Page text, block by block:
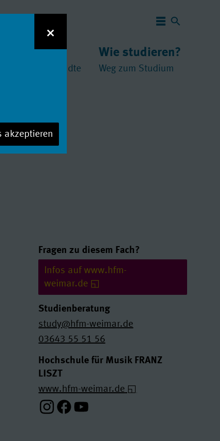
Navigation
studieren?
Städte
Wie studieren?
Weg zum Studium
Links und Kontakte
Fragen zu diesem Fach?
Infos auf www.hfm-
weimar.de
Studienberatung
study@hfm-weimar.de
03643 55 51 56
Hochschule für Musik FRANZ
LISZT
www.hfm-weimar.de
Instagram-Profil
Facebook-Profil
Youtube-Profil
×
akzeptieren